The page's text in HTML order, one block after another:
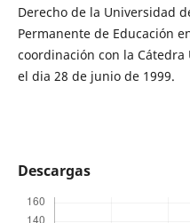
Derecho de la Universidad
Permanente de Educación
coordinación con la Cátedra
el dia 28 de junio de 1999.
Descargas